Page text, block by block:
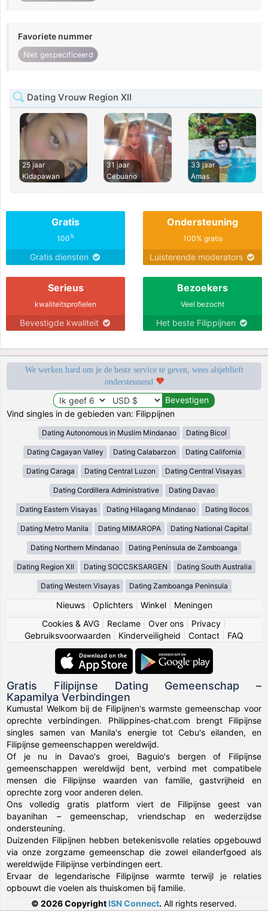
Favoriete nummer
Niet gespecificeerd
Dating Vrouw Region XII
25 jaar
Kidapawan
31 jaar
Cebuano
33 jaar
Amas
Gratis
100%
Gratis diensten
Ondersteuning
100% gratis
Luisterende moderators
Serieus
kwaliteitsprofielen
Bevestigde kwaliteit
Bezoekers
Veel bezocht
Het beste Filippijnen
We werken hard om je de beste service te geven, wees alsjeblieft
ondersteunend
Vind singles in de gebieden van: Filippijnen
Dating Autonomous in Muslim Mindanao Dating Bicol
Dating Cagayan Valley Dating Calabarzon Dating California
Dating Caraga Dating Central Luzon Dating Central Visayas
Dating Cordillera Administrative Dating Davao
Dating Eastern Visayas Dating Hilagang Mindanao Dating Ilocos
Dating Metro Manila Dating MIMAROPA Dating National Capital
Dating Northern Mindanao Dating Península de Zamboanga
Dating Region XII Dating SOCCSKSARGEN Dating South Australia
Dating Western Visayas Dating Zamboanga Peninsula
Nieuws| Oplichters| Winkel| Meningen
Cookies & AVG
Reclame Over ons Privacy
Gebruiksvoorwaarden
Kinderveiligheid Contact FAQ
Gratis Filipijnse Dating Gemeenschap –
Kapamilya Verbindingen
Kumusta! Welkom bij de Filipijnen's warmste gemeenschap voor
oprechte verbindingen. Philippines-chat.com brengt Filipijnse
singles samen van Manila's energie tot Cebu's eilanden, en
Filipijnse gemeenschappen wereldwijd.
Of je nu in Davao's groei, Baguio's bergen of Filipijnse
gemeenschappen wereldwijd bent, verbind met compatibele
mensen die Filipijnse waarden van familie, gastvrijheid en
oprechte zorg voor anderen delen.
Ons volledig gratis platform viert de Filipijnse geest van
bayanihan – gemeenschap, vriendschap en wederzijdse
ondersteuning.
Duizenden Filipijnen hebben betekenisvolle relaties opgebouwd
via onze zorgzame gemeenschap die zowel eilanderfgoed als
wereldwijde Filipijnse verbindingen eert.
Ervaar de legendarische Filipijnse warmte terwijl je relaties
opbouwt die voelen als thuiskomen bij familie.
© 2026 Copyright ISN Connect. All rights reserved.